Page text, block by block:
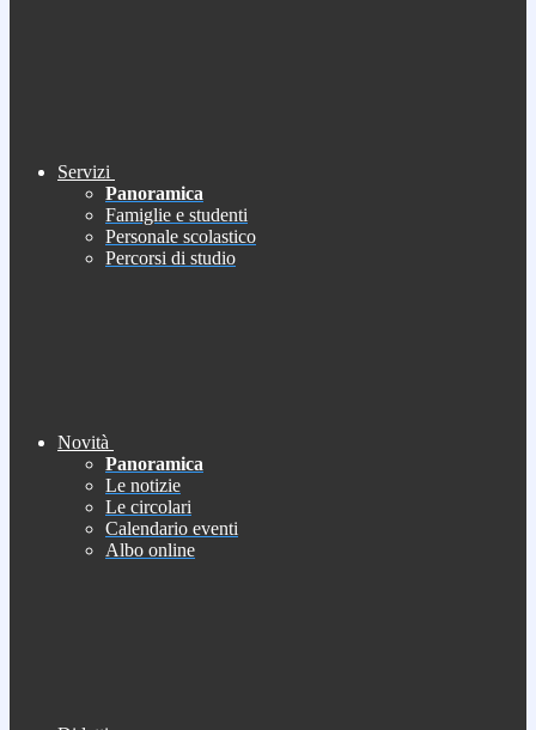
Servizi
Panoramica
Famiglie e studenti
Personale scolastico
Percorsi di studio
Novità
Panoramica
Le notizie
Le circolari
Calendario eventi
Albo online